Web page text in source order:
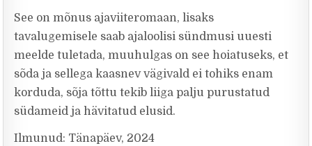
See on mõnus ajaviiteromaan, lisaks
tavalugemisele saab ajaloolisi sündmusi uuesti
meelde tuletada, muuhulgas on see hoiatuseks, et
sõda ja sellega kaasnev vägivald ei tohiks enam
korduda, sõja tõttu tekib liiga palju purustatud
südameid ja hävitatud elusid.
Ilmunud: Tänapäev, 2024